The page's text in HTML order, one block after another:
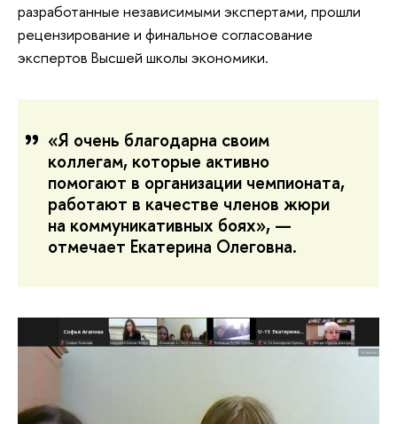
разработанные независимыми экспертами, прошли
рецензирование и финальное согласование
экспертов Высшей школы экономики.
«Я очень благодарна своим
коллегам, которые активно
помогают в организации чемпионата,
работают в качестве членов жюри
на коммуникативных боях», —
отмечает Екатерина Олеговна.